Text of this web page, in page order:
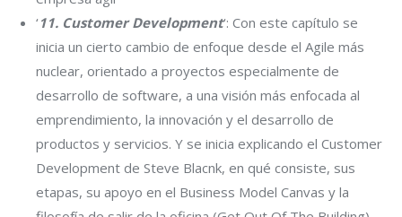
‘11. Customer Development‘: Con este capítulo se
inicia un cierto cambio de enfoque desde el Agile más
nuclear, orientado a proyectos especialmente de
desarrollo de software, a una visión más enfocada al
emprendimiento, la innovación y el desarrollo de
productos y servicios. Y se inicia explicando el Customer
Development de Steve Blacnk, en qué consiste, sus
etapas, su apoyo en el Business Model Canvas y la